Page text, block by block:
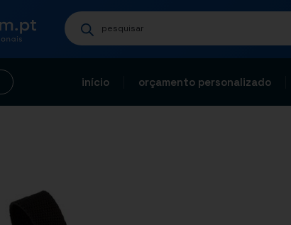
início orçamento personalizado